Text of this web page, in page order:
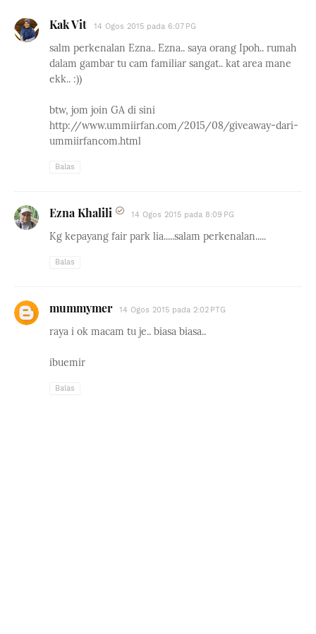
Kak Vit 14 Ogos 2015 pada 6:07 PG
salm perkenalan Ezna.. Ezna.. saya orang Ipoh.. rumah
dalam gambar tu cam familiar sangat.. kat area mane
ekk.. :))
btw, jom join GA di sini
http://www.ummiirfan.com/2015/08/giveaway-dari-
ummiirfancom.html
Balas
Ezna Khalili 14 Ogos 2015 pada 8:09 PG
Kg kepayang fair park lia.....salam perkenalan.....
Balas
mummymer 14 Ogos 2015 pada 2:02 PTG
raya i ok macam tu je.. biasa biasa..
ibuemir
Balas